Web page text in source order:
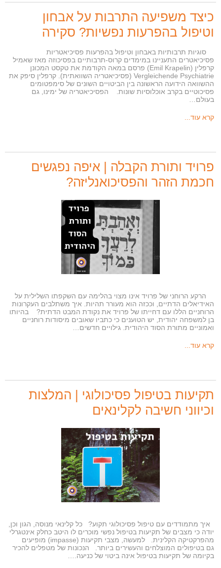
כיצד משפיעה התרבות על אבחון
וטיפול בהפרעות נפשיות? סקירה
סוגיות תרבותיות באבחון וטיפול בהפרעות פסיכיאטריות
פסיכיאטרים התעניינו במימדים קרוס-תרבותיים בפסיכוזה מאז שאמיל
קרפלין (Emil Krapelin) פרסם במאה הקודמת את טקסט המכונן
Vergleichende Psychiatrie (פסיכיאטריה השוואתית). קרפלין סיפק את
ההשוואה הידועה הראשונה בין הביטויים השונים של סימפטומים
פסיכוטיים בקרב אוכלוסיות שונות. הפסיכיאטריה של ימינו, גם
בעולם…
קרא עוד...
פרויד ותורת הקבלה | איפה נפגשים
חכמת הזהר והפסיכואנליזה?
הרקע הרוחני של פרויד אינו מצוי בהלימה עם השקפתו השלילית על
האידיאלים הדתיים, וככזה הוא מעורר תהיות. איך משתלבים העקרונות
הרוחניים הללו עם דחייתו של פרויד את נקודת המבט הדתית? בהיותו
בן למשפחה יהודית, יש הטוענים כי כתביו שאובים מיסודות רוחניים
ואמוניים מתורת הסוד היהודית. גילויים חדשים…
קרא עוד...
תקיעות בטיפול פסיכולוגי | המלצות
וכיווני חשיבה לקלינאים
איך מתמודדים עם טיפול פסיכולוגי תקוע? כל קלינאי מנוסה, הגון וכן,
יודה כי מצבים של תקיעות בטיפול נפשי מוכרים לו היטב כחלק אינטגרלי
מהפרקטיקה הקלינית. למעשה, מצבי תקיעות (impasse) מופיעים
גם בטיפולים המוצלחים והעשירים ביותר. הנכונות של מטפלים להכיר
בקיומה של תקיעות בטיפול אינה ביטוי של כניעה.…